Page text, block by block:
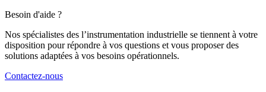
Besoin d'aide ?
Nos spécialistes des l’instrumentation industrielle se tiennent à votre
disposition pour répondre à vos questions et vous proposer des
solutions adaptées à vos besoins opérationnels.
Contactez-nous